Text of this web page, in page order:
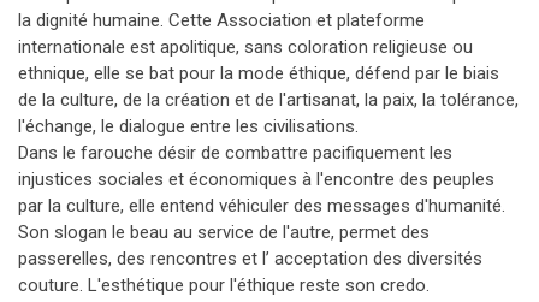
la dignité humaine. Cette Association et plateforme
internationale est apolitique, sans coloration religieuse ou
ethnique, elle se bat pour la mode éthique, défend par le biais
de la culture, de la création et de l'artisanat, la paix, la tolérance,
l'échange, le dialogue entre les civilisations.
Dans le farouche désir de combattre pacifiquement les
injustices sociales et économiques à l'encontre des peuples
par la culture, elle entend véhiculer des messages d'humanité.
Son slogan le beau au service de l'autre, permet des
passerelles, des rencontres et l’ acceptation des diversités
couture. L'esthétique pour l'éthique reste son credo.